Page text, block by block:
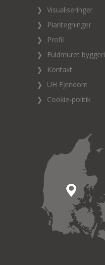
❯ Visualiseringer
❯
Plantegninger
❯
Profil
❯
Fuldmuret byggeri
❯
Kontakt
❯
UH Ejendom
❯
Cookie-politik